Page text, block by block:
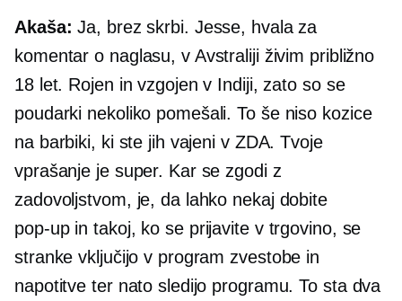
Akaša: Ja, brez skrbi. Jesse, hvala za
komentar o naglasu, v Avstraliji živim približno
18 let. Rojen in vzgojen v Indiji, zato so se
poudarki nekoliko pomešali. To še niso kozice
na barbiki, ki ste jih vajeni v ZDA. Tvoje
vprašanje je super. Kar se zgodi z
zadovoljstvom, je, da lahko nekaj dobite
pop-upin takoj, ko se prijavite v trgovino, se
stranke vključijo v program zvestobe in
napotitve ter nato sledijo programu. To sta dva